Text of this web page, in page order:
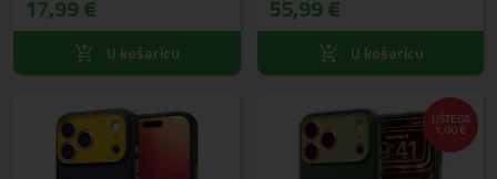
17,99 €
U košaricu
55,99 €
U košaricu
UŠTEDA
1,00 €